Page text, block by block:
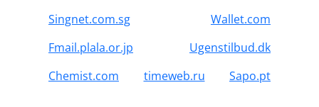
Singnet.com.sg
Wallet.com
Fmail.plala.or.jp
Ugenstilbud.dk
Chemist.com
timeweb.ru Sapo.pt